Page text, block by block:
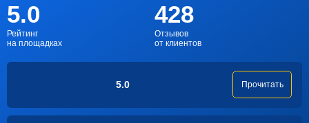
5.0
Рейтинг
на площадках
428
Отзывов
от клиентов
5.0 Прочитать